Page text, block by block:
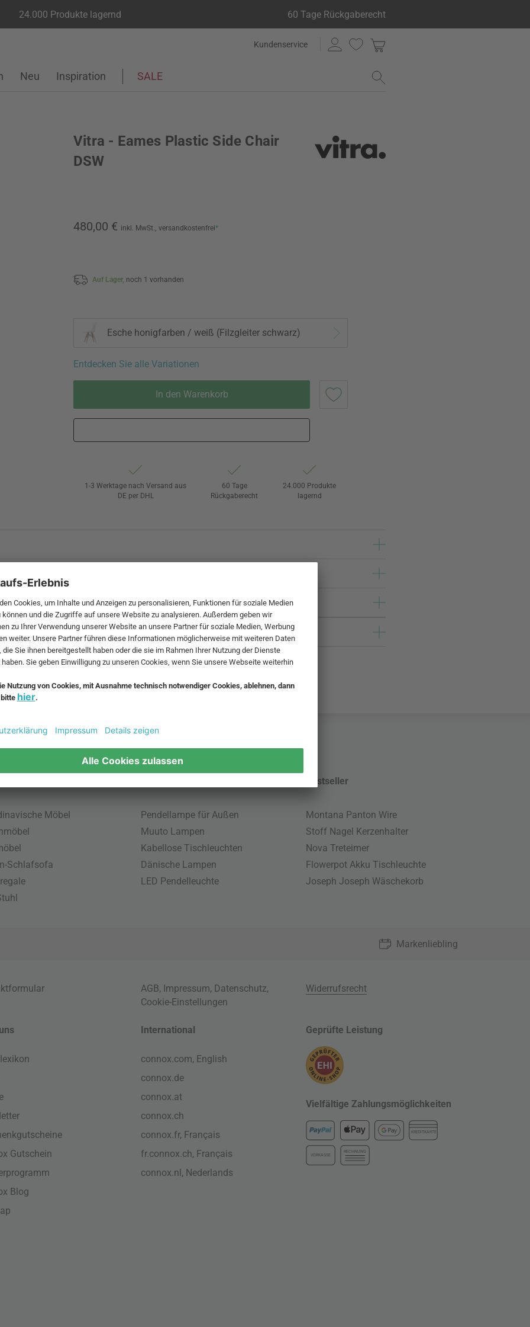
24.000 Produkte lagernd 60 Tage Rückgaberecht
Kundenservice
Neu Inspiration SALE
Vitra - Eames Plastic Side Chair
DSW
480,00 € inkl. MwSt., versandkostenfrei*
Auf Lager, noch 1 vorhanden
Esche honigfarben / weiß (Filzgleiter schwarz)
Entdecken Sie alle Variationen
In den Warenkorb
1-3 Werktage nach Versand aus
DE per DHL
60 Tage
Rückgaberecht
24.000 Produkte
lagernd
und zzgl.Versandkosten
Möbel
Schlafsofa
Pendellampe für Außen
Muuto Lampen
Kabellose Tischleuchten
Dänische Lampen
LED Pendelleuchte
Bestseller
Montana Panton Wire
Stoff Nagel Kerzenhalter
Nova Treteimer
Flowerpot Akku Tischleuchte
Joseph Joseph Wäschekorb
Markenliebling
AGB, Impressum, Datenschutz,
Cookie-Einstellungen
Widerrufsrecht
Gutschein
Blog
International
connox.com, English
connox.de
connox.at
connox.ch
connox.fr, Français
fr.connox.ch, Français
connox.nl, Nederlands
Geprüfte Leistung
Vielfältige Zahlungsmöglichkeiten
KREDITKARTE
VORKASSE
RECHNUNG